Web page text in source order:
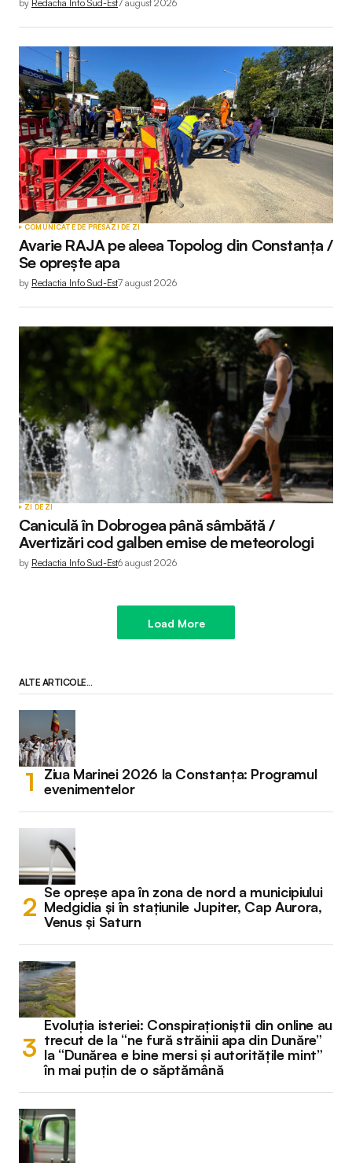
by Redactia Info Sud-Est7 august 2026
COMUNICATE DE PRESĂZI DE ZI
Avarie RAJA pe aleea Topolog din Constanța /
Se oprește apa
by Redactia Info Sud-Est7 august 2026
ZI DE ZI
Caniculă în Dobrogea până sâmbătă /
Avertizări cod galben emise de meteorologi
by Redactia Info Sud-Est6 august 2026
Load More
ALTE ARTICOLE...
Ziua Marinei 2026 la Constanța: Programul
evenimentelor
Se opreșe apa în zona de nord a municipiului
Medgidia și în stațiunile Jupiter, Cap Aurora,
Venus și Saturn
Evoluția isteriei: Conspiraționiștii din online au
trecut de la “ne fură străinii apa din Dunăre”
la “Dunărea e bine mersi și autoritățile mint”
în mai puțin de o săptămână